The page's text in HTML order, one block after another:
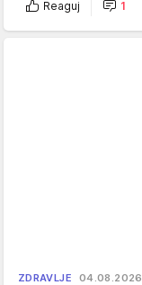
Reaguj 1
ZDRAVLJE 04.08.2026.